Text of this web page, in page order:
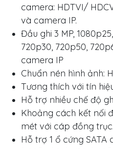
camera: HDTVI/
và camera IP.
Đầu ghi 3 MP,
720p30, 720p50,
camera IP
Chuẩn nén hình ảnh:
Tương thích với tín
Hỗ trợ nhiều chế độ
Khoảng cách kết nối
mét với cáp đồng trục.
Hỗ trợ 1 ổ cứng SATA